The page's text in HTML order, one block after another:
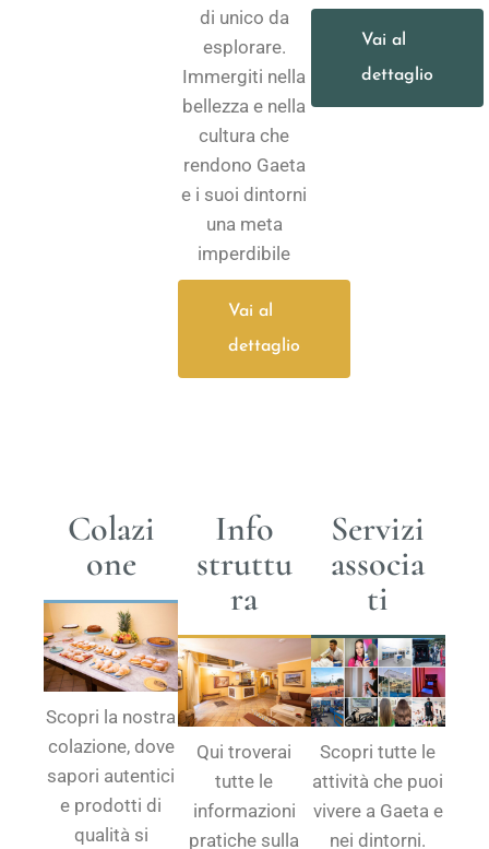
di unico da
esplorare.
Immergiti nella
bellezza e nella
cultura che
rendono Gaeta
e i suoi dintorni
una meta
imperdibile
Vai al
dettaglio
Vai al
dettaglio
Colazi
one
Scopri la nostra
colazione, dove
sapori autentici
e prodotti di
qualità si
Info
struttu
ra
Qui troverai
tutte le
informazioni
pratiche sulla
Servizi
associa
ti
Scopri tutte le
attività che puoi
vivere a Gaeta e
nei dintorni.